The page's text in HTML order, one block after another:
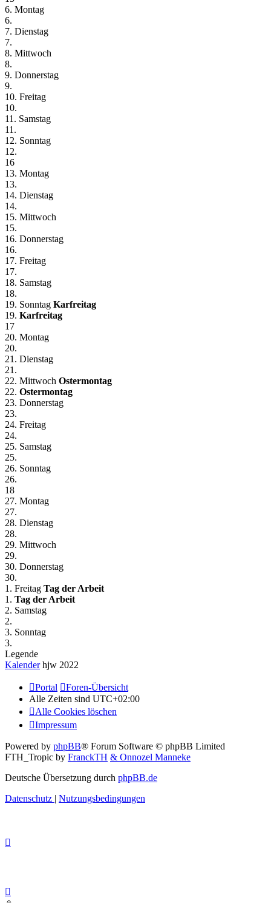
6. Montag
6.
7. Dienstag
7.
8. Mittwoch
8.
9. Donnerstag
9.
10. Freitag
10.
11. Samstag
11.
12. Sonntag
12.
16
13. Montag
13.
14. Dienstag
14.
15. Mittwoch
15.
16. Donnerstag
16.
17. Freitag
17.
18. Samstag
18.
19. Sonntag Karfreitag
19. Karfreitag
17
20. Montag
20.
21. Dienstag
21.
22. Mittwoch Ostermontag
22. Ostermontag
23. Donnerstag
23.
24. Freitag
24.
25. Samstag
25.
26. Sonntag
26.
18
27. Montag
27.
28. Dienstag
28.
29. Mittwoch
29.
30. Donnerstag
30.
1. Freitag Tag der Arbeit
1. Tag der Arbeit
2. Samstag
2.
3. Sonntag
3.
Legende
Kalenderhjw 2022
Portal
Foren-Übersicht
Alle Zeiten sind UTC+02:00
Alle Cookies löschen
Impressum
Powered by phpBB® Forum Software © phpBB Limited
FTH_Tropic by FranckTH & Onnozel Manneke
Deutsche Übersetzung durch phpBB.de
Datenschutz | Nutzungsbedingungen